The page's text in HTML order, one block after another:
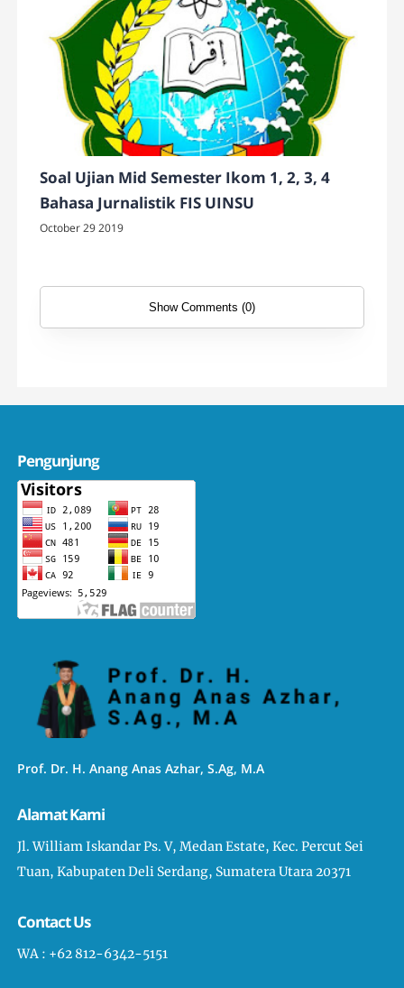
Soal Ujian Mid Semester Ikom 1, 2, 3, 4
Bahasa Jurnalistik FIS UINSU
October 29 2019
Show Comments (0)
Pengunjung
Prof. Dr. H. Anang Anas Azhar, S.Ag, M.A
Alamat Kami
Jl. William Iskandar Ps. V, Medan Estate, Kec. Percut Sei
Tuan, Kabupaten Deli Serdang, Sumatera Utara 20371
Contact Us
WA : +62 812-6342-5151